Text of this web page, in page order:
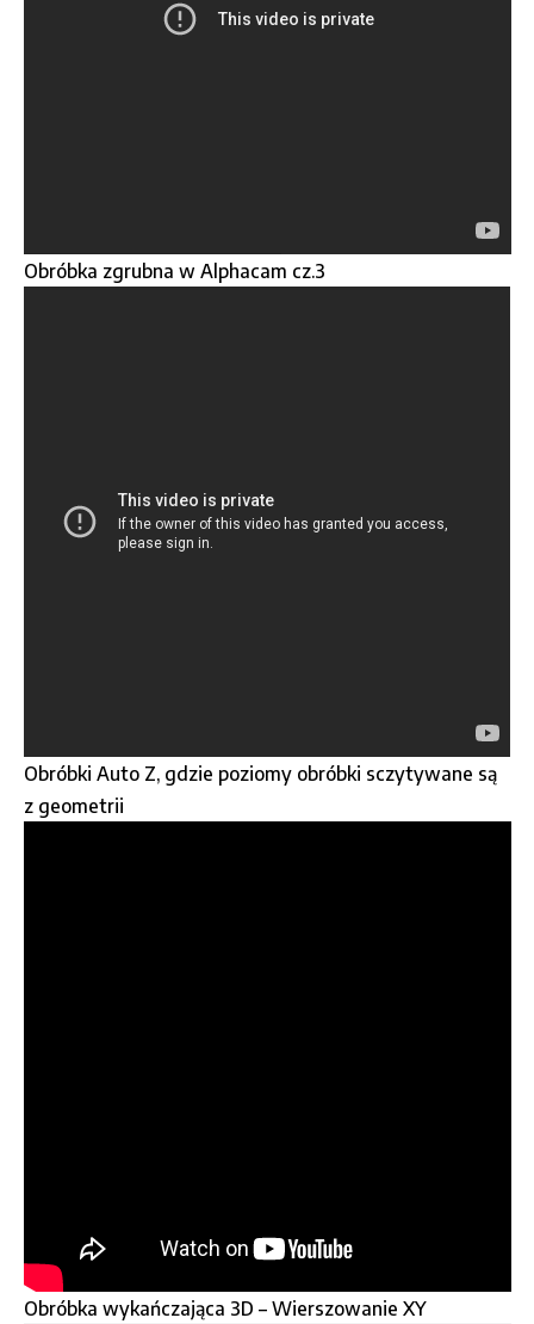
Obróbka zgrubna w Alphacam cz.3
Obróbki Auto Z, gdzie poziomy obróbki sczytywane są
z geometrii
Obróbka wykańczająca 3D – Wierszowanie XY